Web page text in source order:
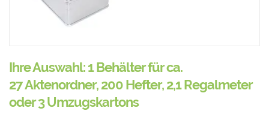
Ihre Auswahl: 1 Behälter für ca.
27 Aktenordner, 200 Hefter, 2,1 Regalmeter
oder 3 Umzugskartons